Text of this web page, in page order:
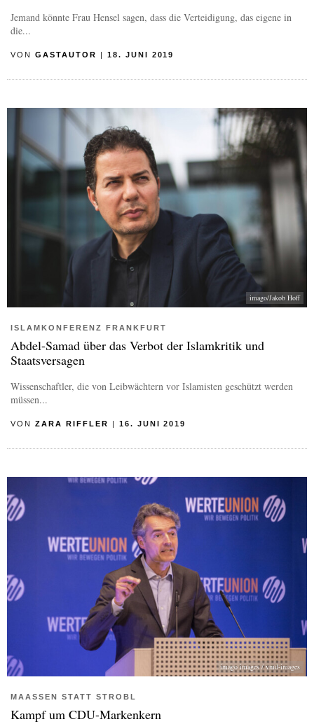
Jemand könnte Frau Hensel sagen, dass die Verteidigung, das eigene in
die...
VON GASTAUTOR | 18. JUNI 2019
imago/Jakob Hoff
ISLAMKONFERENZ FRANKFURT
Abdel-Samad über das Verbot der Islamkritik und
Staatsversagen
Wissenschaftler, die von Leibwächtern vor Islamisten geschützt werden
müssen...
VON ZARA RIFFLER | 16. JUNI 2019
imago images / vmd-images
MAASSEN STATT STROBL
Kampf um CDU-Markenkern